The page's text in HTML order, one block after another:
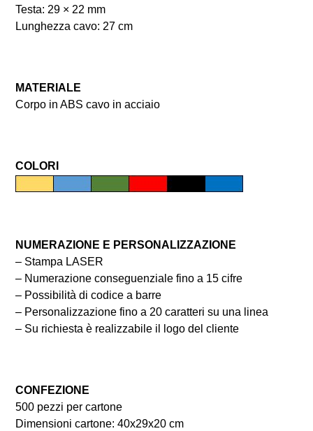
Testa: 29 × 22 mm
Lunghezza cavo: 27 cm
MATERIALE
Corpo in ABS cavo in acciaio
COLORI
NUMERAZIONE E PERSONALIZZAZIONE
– Stampa LASER
– Numerazione conseguenziale fino a 15 cifre
– Possibilità di codice a barre
– Personalizzazione fino a 20 caratteri su una linea
– Su richiesta è realizzabile il logo del cliente
CONFEZIONE
500 pezzi per cartone
Dimensioni cartone: 40x29x20 cm